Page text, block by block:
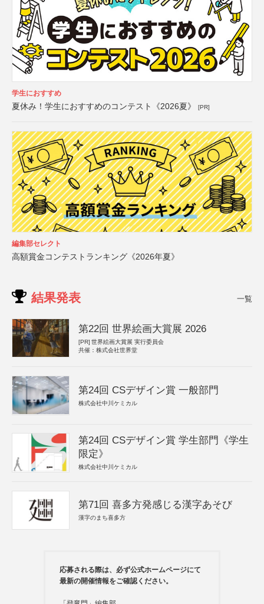
学生におすすめ
夏休み！学生におすすめのコンテスト《2026夏》 [PR]
編集部セレクト
高額賞金コンテストランキング《2026年夏》
結果発表 一覧
第22回 世界絵画大賞展 2026
[PR] 世界絵画大賞展 実行委員会
共催：株式会社世界堂
第24回 CSデザイン賞 一般部門
株式会社中川ケミカル
第24回 CSデザイン賞 学生部門《学生
限定》
株式会社中川ケミカル
第71回 喜多方発感じる漢字あそび
漢字のまち喜多方
応募される際は、必ず公式ホームページにて
最新の開催情報をご確認ください。